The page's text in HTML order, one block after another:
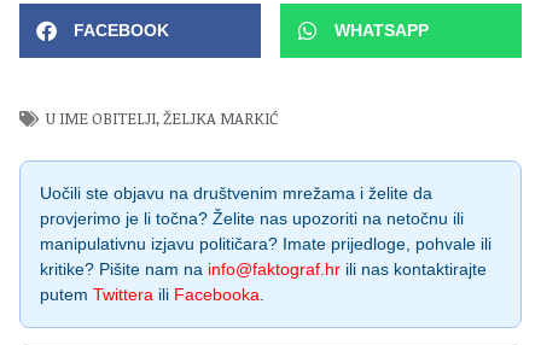
FACEBOOK WHATSAPP
U IME OBITELJI,ŽELJKA MARKIĆ
Uočili ste objavu na društvenim mrežama i želite da
provjerimo je li točna? Želite nas upozoriti na netočnu ili
manipulativnu izjavu političara? Imate prijedloge, pohvale ili
kritike? Pišite nam na info@faktograf.hr ili nas kontaktirajte
putem Twittera ili Facebooka